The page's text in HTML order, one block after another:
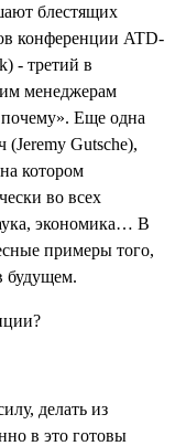
блестящих
конференции ATD-
- третий в
менеджерам
почему». Еще одна
(Jeremy Gutsche),
котором
во всех
экономика… В
примеры того,
будущем.
делать из
в это готовы